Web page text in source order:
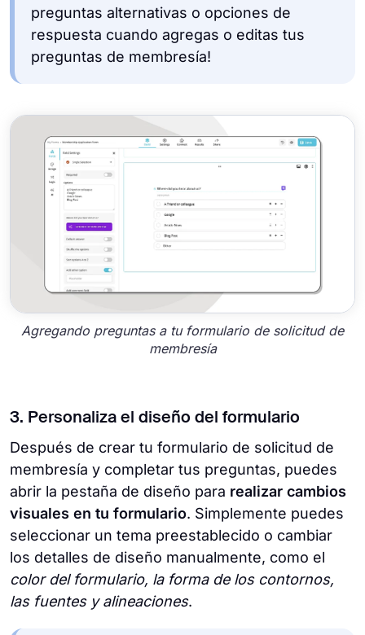
preguntas alternativas o opciones de
respuesta cuando agregas o editas tus
preguntas de membresía!
Agregando preguntas a tu formulario de solicitud de
membresía
3. Personaliza el diseño del formulario
Después de crear tu formulario de solicitud de
membresía y completar tus preguntas, puedes
abrir la pestaña de diseño para realizar cambios
visuales en tu formulario. Simplemente puedes
seleccionar un tema preestablecido o cambiar
los detalles de diseño manualmente, como el
color del formulario, la forma de los contornos,
las fuentes y alineaciones.